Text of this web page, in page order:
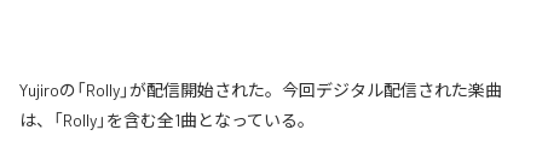
Yujiroの「Rolly」が配信開始された。今回デジタル配信された楽曲
は、「Rolly」を含む全1曲となっている。